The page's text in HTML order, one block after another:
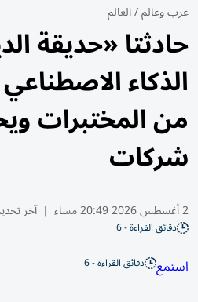
عرب وعالم/العالم
حادثتا «حديقة
الذكاء
من المختبرات
شركات
2 أغسطس 2026 20:49 مساء | آخر
دقائق القراءة - 6
استمع دقائق القراءة - 6